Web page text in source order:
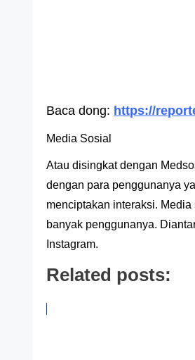
Baca dong: https://
Media Sosial
Atau disingkat dengan
dengan para penggunanya
menciptakan interaksi.
banyak penggunanya.
Instagram.
Related posts: